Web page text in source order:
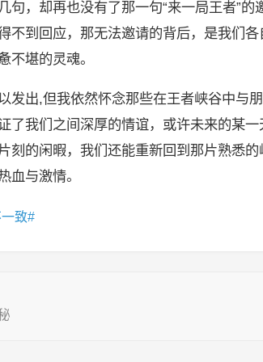
句，却再也没有了那一句“来一局王者”的
不到回应，那无法邀请的背后，是我们各
不堪的灵魂。
发出,但我依然怀念那些在王者峡谷中与
了我们之间深厚的情谊，或许未来的某
刻的闲暇，我们还能重新回到那片熟悉
血与激情。
致